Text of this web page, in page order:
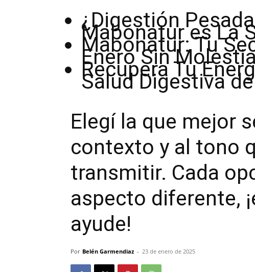
¿Digestión
Mabonatur es La
Mabonatur: Tu
Enero Sin
Recupera Tu
Salud Digestiva
Elegí la que mejor
contexto y al tono
transmitir. Cada
aspecto diferente,
ayude!
Por Belén Garmendiaz - 23 de enero de 2025